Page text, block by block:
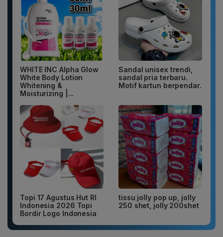
WHITE INC Alpha Glow
White Body Lotion
Whitening &
Moisturizing |...
Sandal unisex trendi,
sandal pria terbaru.
Motif kartun berpendar.
Topi 17 Agustus Hut RI
Indonesia 2026 Topi
Bordir Logo Indonesia
tissu jolly pop up, jolly
250 shet, jolly 200shet